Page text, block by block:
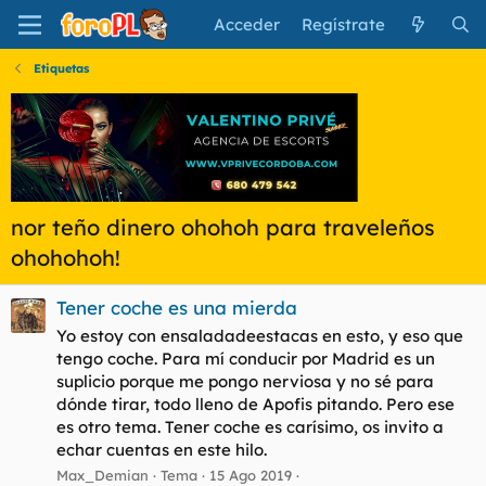
Acceder Regístrate
Etiquetas
nor teño dinero ohohoh para traveleños
ohohohoh!
Tener coche es una mierda
Yo estoy con ensaladadeestacas en esto, y eso que
tengo coche. Para mí conducir por Madrid es un
suplicio porque me pongo nerviosa y no sé para
dónde tirar, todo lleno de Apofis pitando. Pero ese
es otro tema. Tener coche es carísimo, os invito a
echar cuentas en este hilo.
Max_Demian Tema 15 Ago 2019